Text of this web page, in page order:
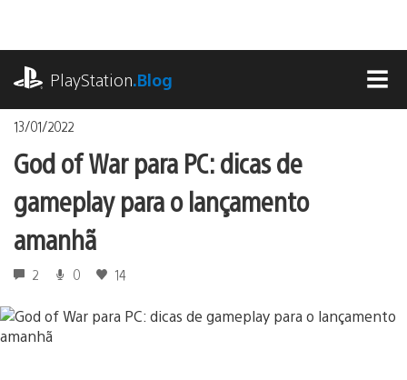
o
conteúdo
PlayStation.Blog
13/01/2022
God of War para PC: dicas de
gameplay para o lançamento
amanhã
2 0 14